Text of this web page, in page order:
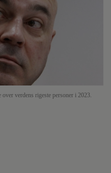
verdens rigeste personer i 2023.